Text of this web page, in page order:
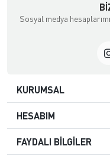
Sosyal medya
KURUMSAL
HESABIM
FAYDALI BİLGİLER